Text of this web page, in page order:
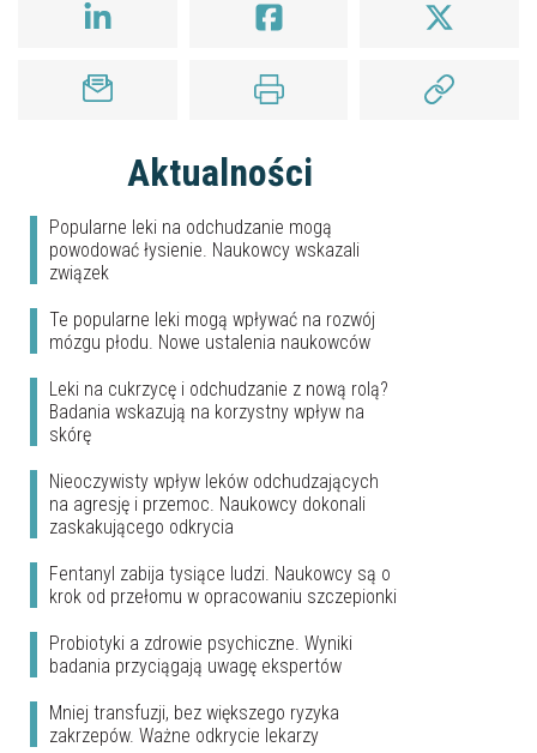
Aktualności
Popularne leki na odchudzanie mogą
powodować łysienie. Naukowcy wskazali
związek
Te popularne leki mogą wpływać na rozwój
mózgu płodu. Nowe ustalenia naukowców
Leki na cukrzycę i odchudzanie z nową rolą?
Badania wskazują na korzystny wpływ na
skórę
Nieoczywisty wpływ leków odchudzających
na agresję i przemoc. Naukowcy dokonali
zaskakującego odkrycia
Fentanyl zabija tysiące ludzi. Naukowcy są o
krok od przełomu w opracowaniu szczepionki
Probiotyki a zdrowie psychiczne. Wyniki
badania przyciągają uwagę ekspertów
Mniej transfuzji, bez większego ryzyka
zakrzepów. Ważne odkrycie lekarzy